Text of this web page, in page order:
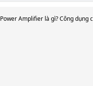
Power Amplifier là gì? Công dụng